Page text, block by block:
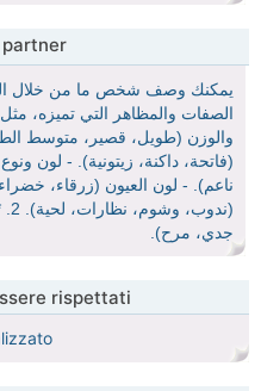
يمكنك وصف شخص ما من خلال
والوزن (طويل، قصير، متوسط
(فاتحة، داكنة، زيتونية). - لون
ناعم). - لون العيون (زرقاء،
جدي، مرح).
rispettati